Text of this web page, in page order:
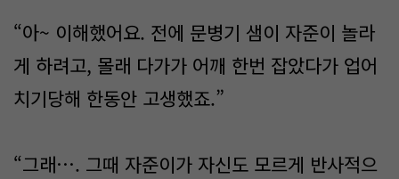
“아~ 이해했어요. 전에 문병기 샘이 자준이 놀라
게 하려고, 몰래 다가가 어깨 한번 잡았다가 업어
치기당해 한동안 고생했죠.”
“그래…. 그때 자준이가 자신도 모르게 반사적으